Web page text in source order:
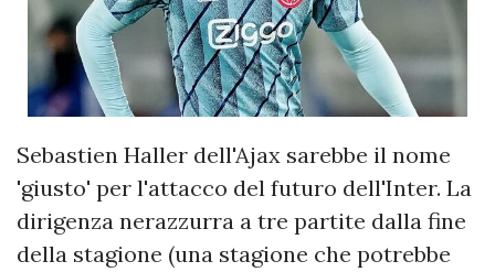
Sebastien Haller dell'Ajax sarebbe il nome
'giusto' per l'attacco del futuro dell'Inter. La
dirigenza nerazzurra a tre partite dalla fine
della stagione (una stagione che potrebbe